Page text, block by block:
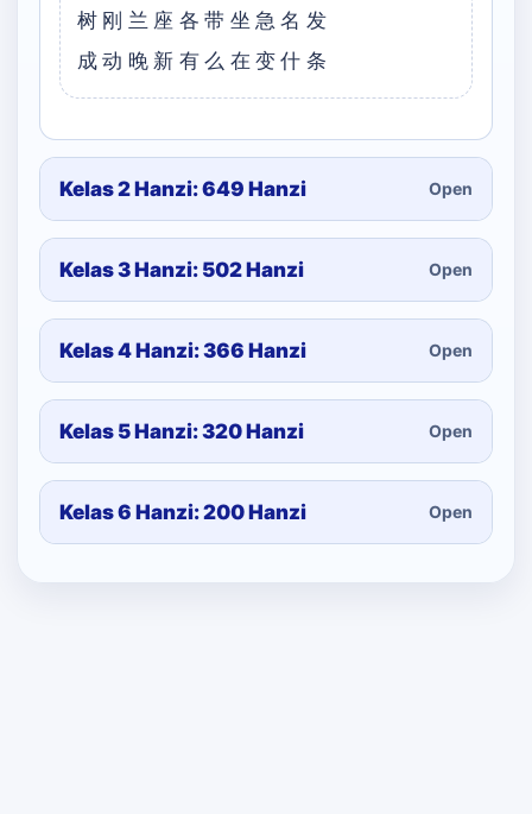
树刚兰座各带坐急名发
成动晚新有么在变什条
Kelas 2 Hanzi: 649 Hanzi Open
Kelas 3 Hanzi: 502 Hanzi Open
Kelas 4 Hanzi: 366 Hanzi Open
Kelas 5 Hanzi: 320 Hanzi Open
Kelas 6 Hanzi: 200 Hanzi Open